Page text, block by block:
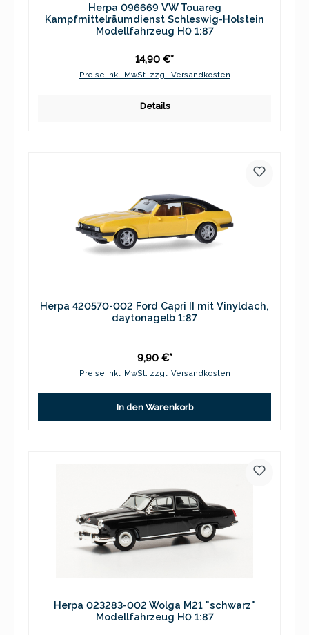
Herpa 096669 VW Touareg
Kampfmittelräumdienst Schleswig-Holstein
Modellfahrzeug H0 1:87
14,90 €*
Preise inkl. MwSt. zzgl. Versandkosten
Details
Herpa 420570-002 Ford Capri II mit Vinyldach,
daytonagelb 1:87
9,90 €*
Preise inkl. MwSt. zzgl. Versandkosten
In den Warenkorb
Herpa 023283-002 Wolga M21 "schwarz"
Modellfahrzeug H0 1:87